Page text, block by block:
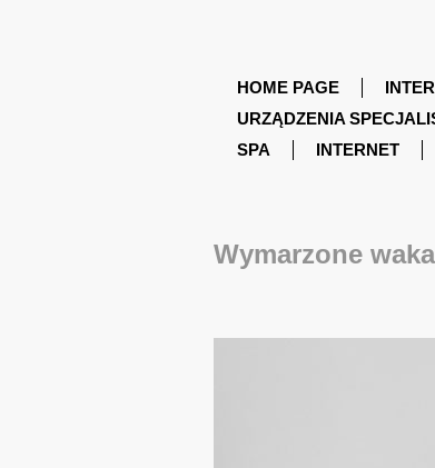
HOME PAGE
URZĄDZENIA
SPA
INTERNET
Wymarzone